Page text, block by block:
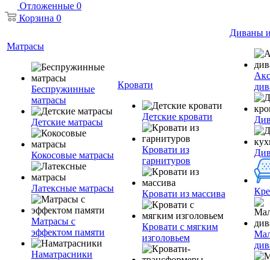
Отложенные 0
Корзина 0
Матрасы
Беспружинные
матрасы
Детские матрасы
Кокосовые матрасы
Латексные матрасы
Матрасы с
эффектом памяти
Наматрасники
Кровати
Детские кровати
Кровати из
гарнитуров
Кровати из массива
Кровати с мягким
изголовьем
Диваны